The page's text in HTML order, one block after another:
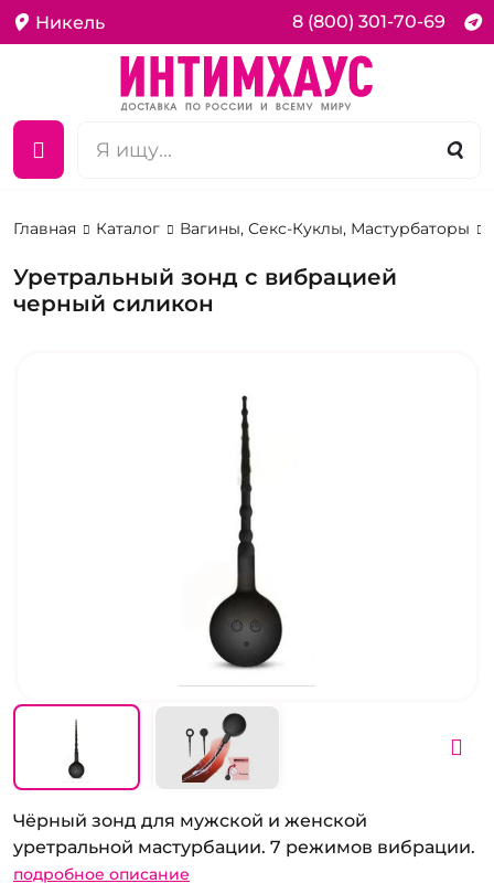
Никель 8 (800) 301-70-69
Главная Каталог Вагины, Секс-Куклы, Мастурбаторы
Уретральный зонд с вибрацией
черный силикон
Чёрный зонд для мужской и женской
уретральной мастурбации. 7 режимов вибрации.
подробное описание